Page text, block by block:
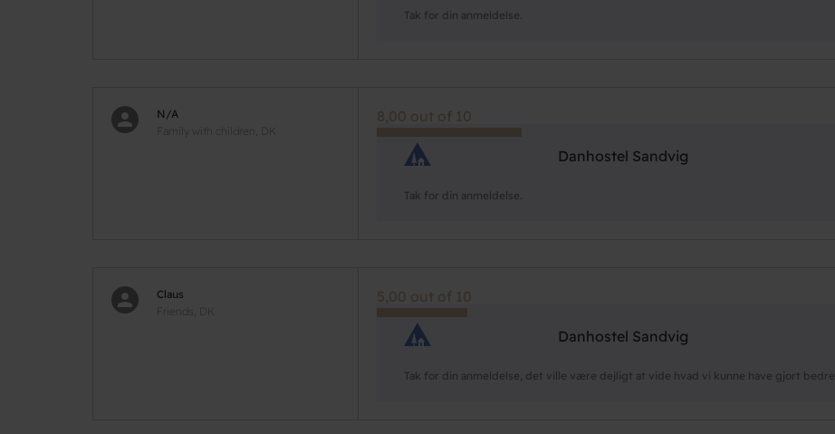
Tak for din anmeldelse.
N/A
Family with children, DK
8,00 out of 10
Danhostel Sandvig
Tak for din anmeldelse.
Claus
Friends, DK
5,00 out of 10
Danhostel Sandvig
Tak for din anmeldelse, det ville være dejligt at vide hvad vi kunne have gjort bedre.